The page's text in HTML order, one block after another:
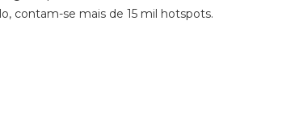
contam-se mais de 15 mil hotspots.